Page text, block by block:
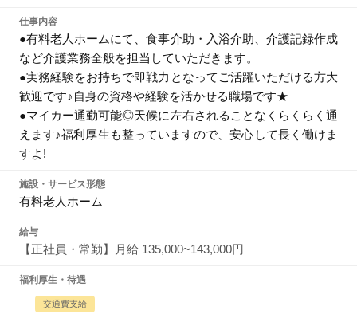
仕事内容
●有料老人ホームにて、食事介助・入浴介助、介護記録作成
など介護業務全般を担当していただきます。
●実務経験をお持ちで即戦力となってご活躍いただける方大
歓迎です♪自身の資格や経験を活かせる職場です★
●マイカー通勤可能◎天候に左右されることなくらくらく通
えます♪福利厚生も整っていますので、安心して長く働けま
すよ!
施設・サービス形態
有料老人ホーム
給与
【正社員・常勤】月給 135,000~143,000円
福利厚生・待遇
交通費支給